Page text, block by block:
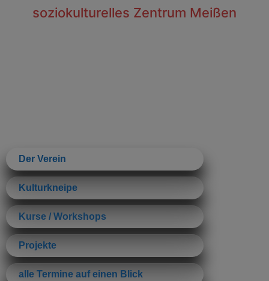
springensoziokulturelles Zentrum Meißen
Der Verein
Kulturkneipe
Kurse / Workshops
Projekte
alle Termine auf einen Blick